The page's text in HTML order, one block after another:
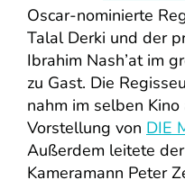
Oscar-nominierte
Talal Derki und der
Ibrahim Nash’at im
zu Gast. Die
nahm im selben
Vorstellung von DIE
Außerdem leitete
Kameramann Peter